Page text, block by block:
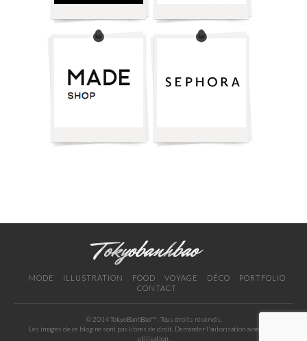
MODE ILLUSTRATION FOOD VOYAGE DÉCO
PORTFOLIO
CONTACT
© 2014 TokyoBanhBao™ - Tous droits réservés.
Les images de ce blog ne sont pas libres de droit. Demander l'autorisation avant toute
utilisation.